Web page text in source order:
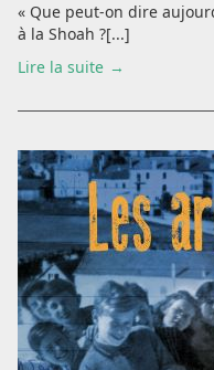
« Que peut-on dire
à la Shoah ?[...]
Lire la suite